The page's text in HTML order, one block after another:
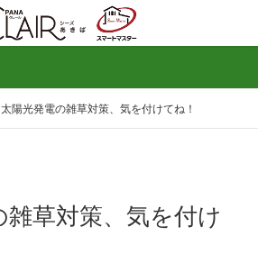
太陽光発電の雑草対策、気を付けてね！